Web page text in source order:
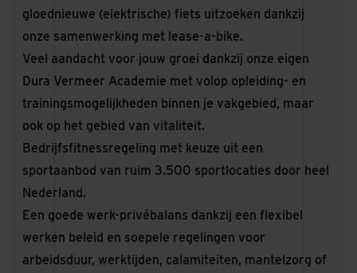
gloednieuwe (elektrische) fiets uitzoeken dankzij
onze samenwerking met lease-a-bike.
Veel aandacht voor jouw groei dankzij onze eigen
Dura Vermeer Academie met volop opleiding- en
trainingsmogelijkheden binnen je vakgebied, maar
ook op het gebied van vitaliteit.
Bedrijfsfitnessregeling met keuze uit een
sportaanbod van ruim 3.500 sportlocaties door heel
Nederland.
Een goede werk-privébalans dankzij een flexibel
werken beleid en soepele regelingen voor
arbeidsduur, werktijden, calamiteiten, mantelzorg of